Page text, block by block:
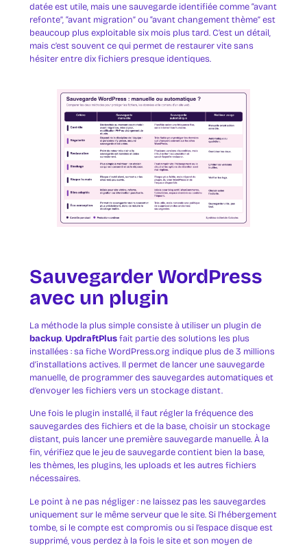
datée est utile, mais une sauvegarde identifiée comme “avant
refonte”, “avant migration” ou “avant changement thème” est
beaucoup plus exploitable six mois plus tard. C’est un détail,
mais c’est souvent ce qui permet de restaurer vite sans
hésiter entre dix fichiers presque identiques.
Sauvegarder WordPress
avec un plugin
La méthode la plus simple consiste à utiliser un plugin de
backup.UpdraftPlusfait partie des solutions les plus
installées : sa fiche WordPress.org indique plus de 3 millions
d’installations actives. Il permet de lancer une sauvegarde
manuelle, de programmer des sauvegardes automatiques et
d’envoyer les fichiers vers un stockage distant.
Une fois le plugin installé, il faut régler la fréquence des
sauvegardes des fichiers et de la base, choisir un stockage
distant, puis lancer une première sauvegarde manuelle. À la
fin, vérifiez que le jeu de sauvegarde contient bien la base,
les thèmes, les plugins, les uploads et les autres fichiers
nécessaires.
Le point à ne pas négliger : ne laissez pas les sauvegardes
uniquement sur le même serveur que le site. Si l’hébergement
tombe, si le compte est compromis ou si l’espace disque est
supprimé, vous perdez à la fois le site et son moyen de